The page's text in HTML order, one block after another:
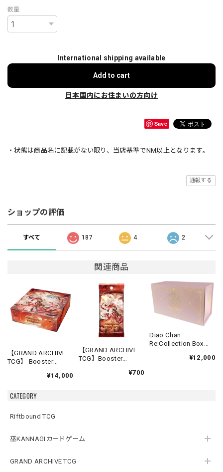
CATEGORY
Riftbound TCG
巫KANNAGIカードゲーム
GRAND ARCHIVE TCG
数量
International shipping available
Add to cart
日本国内にお住まいの方向け
Save
・状態は商品名に記載がない限り、当店基準でNM以上となります。
通報する
ショップの評価
すべて 187 4 2
関連商品
【GRAND ARCHIVE
TCG】 Booster
【Abyssal Heaven】
¥14,000
【GRAND ARCHIVE
TCG】Booster
Heaven】《英語版》
¥700
Diao Chan
Re:Collection Box
¥12,000